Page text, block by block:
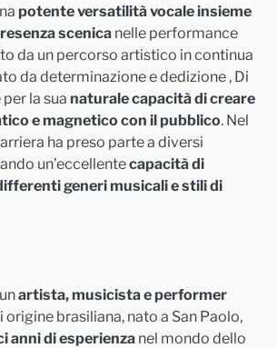
potente versatilità vocale insieme
scenica nelle performance
da un percorso artistico in continua
da determinazione e dedizione , Di
la sua naturale capacità di creare
e magnetico con il pubblico. Nel
ha preso parte a diversi
un’eccellentecapacità di
generi musicali e stili di
artista, musicista e performer
origine brasiliana, nato a San Paolo,
anni di esperienzanel mondo dello